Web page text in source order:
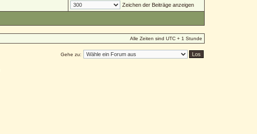
Zeichen der Beiträge anzeigen
Alle Zeiten sind UTC + 1 Stunde
Gehe zu: